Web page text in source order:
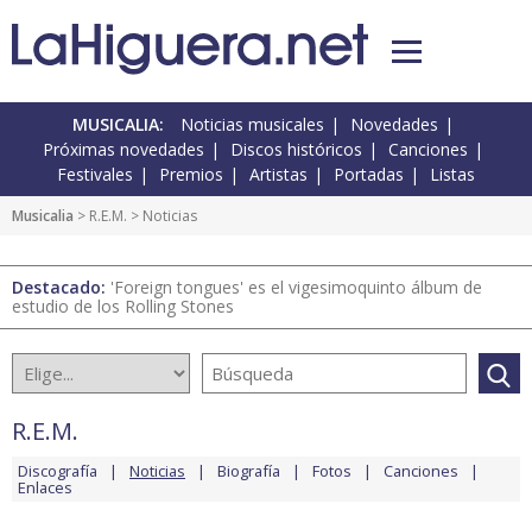
MUSICALIA: Noticias musicales
Novedades
Próximas novedades
Discos históricos
Canciones
Festivales
Premios Artistas Portadas Listas
Musicalia > R.E.M. > Noticias
Destacado: 'Foreign tongues' es el vigesimoquinto álbum de
estudio de los Rolling Stones
R.E.M.
Discografía Noticias Biografía Fotos Canciones
Enlaces